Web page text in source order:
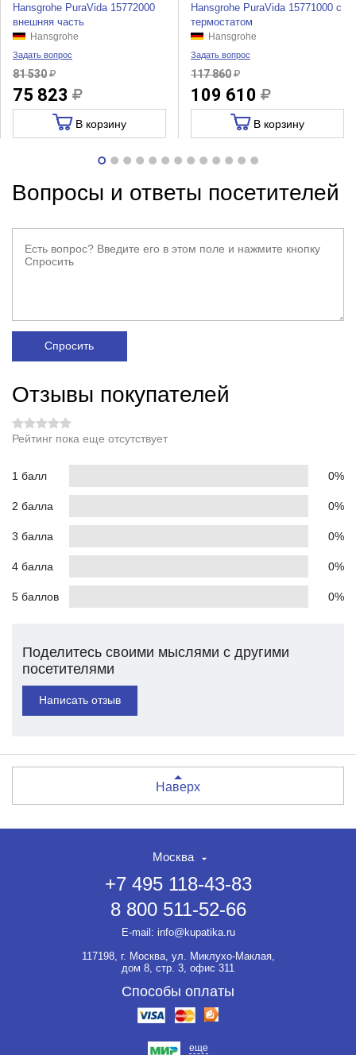
Hansgrohe PuraVida 15772000
внешняя часть
Hansgrohe
Задать вопрос
81 530
75 823
В корзину
Hansgrohe PuraVida 15771000 с
термостатом
Hansgrohe
Задать вопрос
117 860
109 610
В корзину
Вопросы и ответы посетителей
Спросить
Отзывы покупателей
Рейтинг пока еще отсутствует
1 балл 0%
2 балла 0%
3 балла 0%
4 балла 0%
5 баллов 0%
Поделитесь своими мыслями с другими
посетителями
Написать отзыв
Наверх
Москва
+7 495 118-43-83
8 800 511-52-66
E-mail: info@kupatika.ru
117198, г. Москва, ул. Миклухо-Маклая,
дом 8, стр. 3, офис 311
Способы оплаты
еще